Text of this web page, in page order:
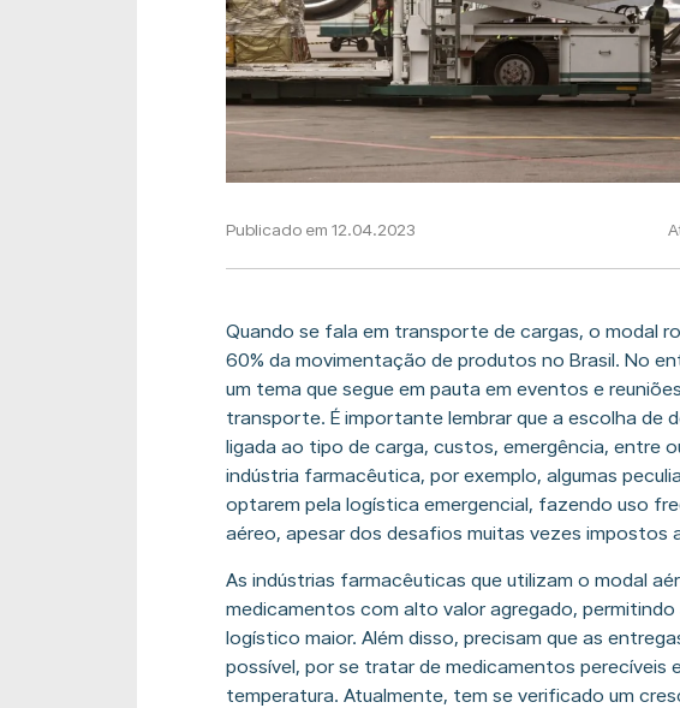
Publicado em 12.04.2023
Quando se fala em transporte de cargas, o modal
60% da movimentação de produtos no Brasil. No
um tema que segue em pauta em eventos e
transporte. É importante lembrar que a escolha de
ligada ao tipo de carga, custos, emergência, entre
indústria farmacêutica, por exemplo, algumas
optarem pela logística emergencial, fazendo uso
aéreo, apesar dos desafios muitas vezes impostos
As indústrias farmacêuticas que utilizam o modal
medicamentos com alto valor agregado,
logístico maior. Além disso, precisam que as
possível, por se tratar de medicamentos perecíveis
temperatura. Atualmente, tem se verificado um